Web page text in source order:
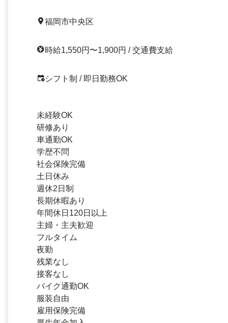
福岡市中央区
時給1,550円〜1,900円 / 交通費支給
シフト制 / 即日勤務OK
未経験OK
研修あり
車通勤OK
学歴不問
社会保険完備
土日休み
週休2日制
長期休暇あり
年間休日120日以上
主婦・主夫歓迎
フルタイム
夜勤
残業なし
接客なし
バイク通勤OK
服装自由
雇用保険完備